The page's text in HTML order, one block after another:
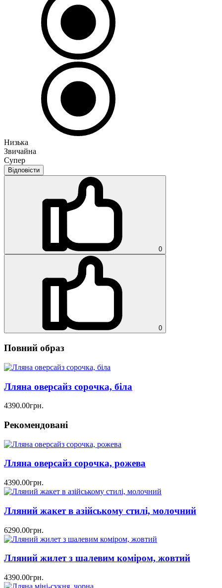
Низька
Звичайна
Супер
Відповісти
0
0
Повний образ
Лляна оверсайз сорочка, біла
4390.00грн.
Рекомендовані
Лляна оверсайз сорочка, рожева
4390.00грн.
Лляний жакет в азійському стилі, молочний
6290.00грн.
Лляний жилет з шалевим коміром, жовтий
4390.00грн.